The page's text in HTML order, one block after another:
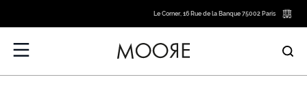
Le Corner, 16 Rue de la Banque 75002 Paris